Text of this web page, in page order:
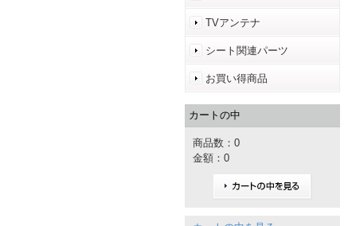
TVアンテナ
シート関連パーツ
お買い得商品
カートの中
商品数：0
金額：0